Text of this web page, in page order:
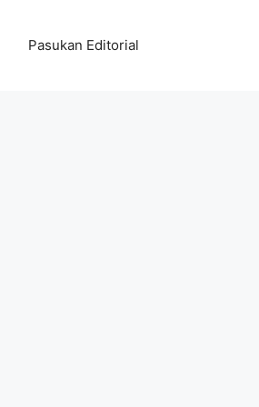
Pasukan Editorial